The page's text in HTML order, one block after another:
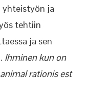
yhteistyön ja
tehtiin
ja sen
Ihminen kun on
rationis est